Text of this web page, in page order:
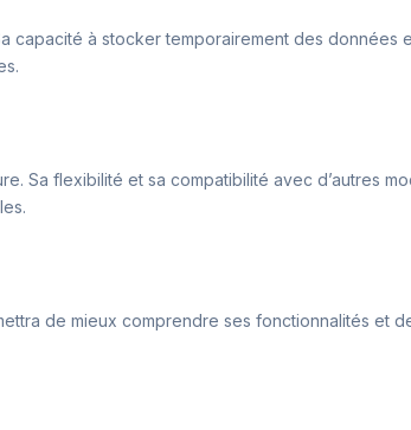
capacité à stocker temporairement des
Sa flexibilité et sa compatibilité avec d’autres
de mieux comprendre ses fonctionnalités et